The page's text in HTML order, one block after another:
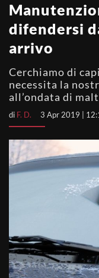
difendersi
arrivo
Cerchiamo di
necessita la
all’ondata di
di F. D. 3 Apr 2019 |